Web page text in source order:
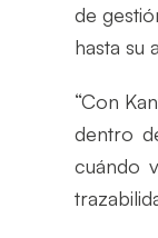
de
hasta su
“Con
dentro
cuándo